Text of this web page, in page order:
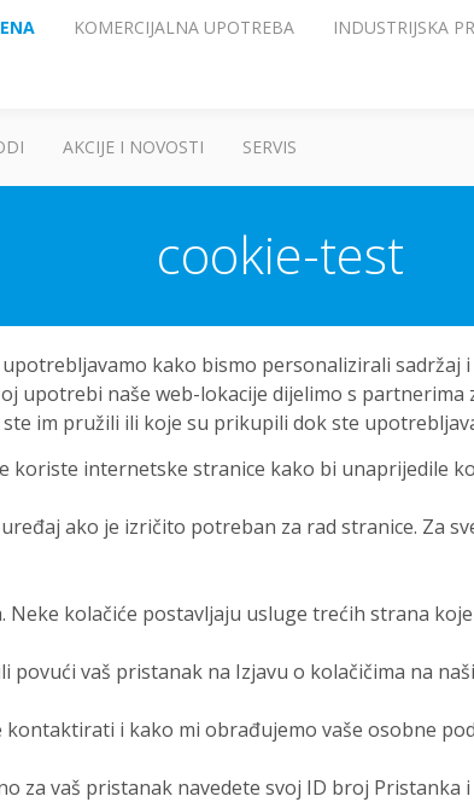
KOMERCIJALNA UPOTREBA INDUSTRIJSKA
AKCIJE I NOVOSTI SERVIS
cookie-test
kako bismo personalizirali sadržaj
upotrebi naše web-lokacije dijelimo s partnerima
im pružili ili koje su prikupili dok ste
koriste internetske stranice kako bi unaprijedile
ako je izričito potreban za rad stranice. Za
kolačiće postavljaju usluge trećih strana
vaš pristanak na Izjavu o kolačičima na
kontaktirati i kako mi obrađujemo vaše osobne
za vaš pristanak navedete svoj ID broj Pristanka